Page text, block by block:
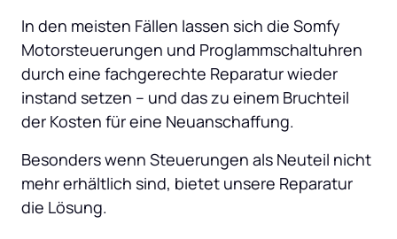
In den meisten Fällen lassen sich die Somfy
Motorsteuerungen und Proglammschaltuhren
durch eine fachgerechte Reparatur wieder
instand setzen – und das zu einem Bruchteil
der Kosten für eine Neuanschaffung.
Besonders wenn Steuerungen als Neuteil nicht
mehr erhältlich sind, bietet unsere Reparatur
die Lösung.